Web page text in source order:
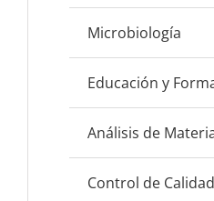
Microbiología
Educación y
Análisis de
Control de